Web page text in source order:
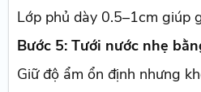
Lớp phủ dày 0.5–1cm giúp
Bước 5: Tưới nước nhẹ
Giữ độ ẩm ổn định nhưng